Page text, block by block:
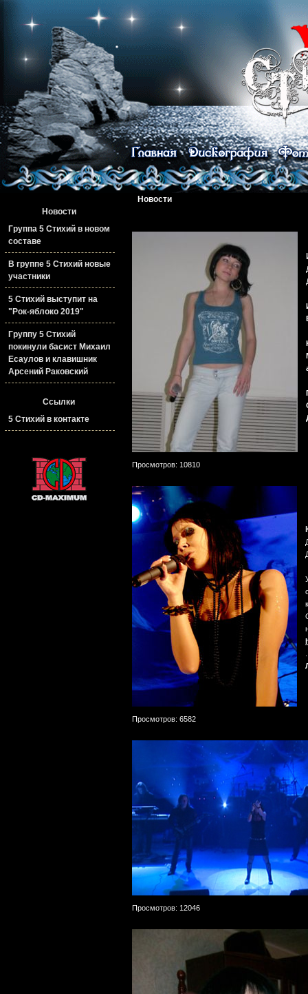
Новости
Просмотров: 10810
Просмотров: 6582
Просмотров: 12046
Новости
Группа 5 Стихий в новом
составе
В группе 5 Стихий новые
участники
5 Стихий выступит на
"Рок-яблоко 2019"
Группу 5 Стихий
покинули басист Михаил
Есаулов и клавишник
Арсений Раковский
Ссылки
5 Стихий в контакте